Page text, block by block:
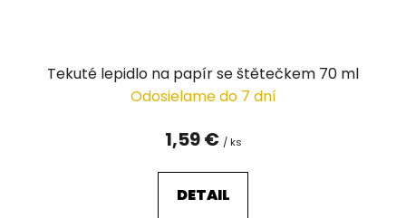
Tekuté lepidlo na papír se štětečkem 70 ml
Odosielame do 7 dní
1,59 € / ks
DETAIL